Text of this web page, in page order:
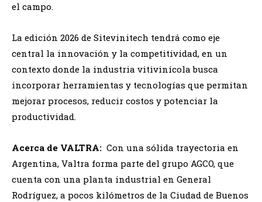
el campo.
La edición 2026 de Sitevinitech tendrá como eje
central la innovación y la competitividad, en un
contexto donde la industria vitivinícola busca
incorporar herramientas y tecnologías que permitan
mejorar procesos, reducir costos y potenciar la
productividad.
Acerca de VALTRA: Con una sólida trayectoria en
Argentina, Valtra forma parte del grupo AGCO, que
cuenta con una planta industrial en General
Rodríguez, a pocos kilómetros de la Ciudad de Buenos